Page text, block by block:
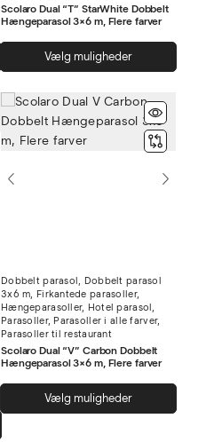
vare
har
flere
varianter.
Mulighederne
vælges
Scolaro Dual “T” StarWhite Dobbelt
Hængeparasol 3×6 m, Flere farver
Vælg muligheder
vare
Dette
vare
Dobbelt parasol, Dobbelt parasol
3x6 m, Firkantede parasoller,
Hængeparasoller, Hotel parasol,
Parasoller, Parasoller i alle farver,
Parasoller til restaurant
Scolaro Dual “V” Carbon Dobbelt
Hængeparasol 3×6 m, Flere farver
Vælg muligheder
vare